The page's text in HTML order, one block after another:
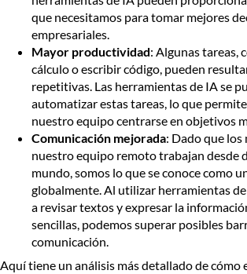
que necesitamos para tomar mejores
empresariales.
Mayor productividad: Algunas tareas,
cálculo o escribir código, pueden
repetitivas. Las herramientas de IA se
automatizar estas tareas, lo que
nuestro equipo centrarse en objetivos
Comunicación mejorada: Dado que
nuestro equipo remoto trabajan desde
mundo, somos lo que se conoce como
globalmente. Al utilizar herramientas
a revisar textos y expresar la
sencillas, podemos superar posibles
comunicación.
Aquí tiene un análisis más detallado de cómo